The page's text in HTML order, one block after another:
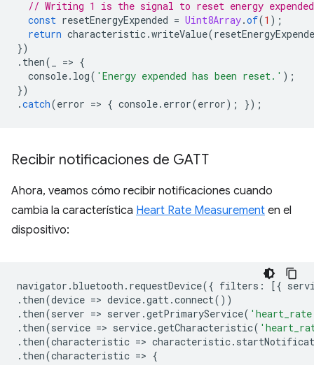
// Writing 1 is the signal to reset energy
const resetEnergyExpended = Uint8Array.of(1 );
return characteristic.writeValue(
})
. then( => {
console. log( 'Energy expended has been reset.' );
})
.catch(error => { console. error(error); });
Recibir notificaciones de GATT
Ahora, veamos cómo recibir notificaciones cuando
cambia la característica Heart Rate Measurement en el
dispositivo:
navigator .bluetooth . requestDevice({ filters : [{
. then(device => device.gatt.connect())
. then(server => server .getPrimaryService(
. then(service => service.getCharacteristic(
. then(characteristic => characteristic.
. then(characteristic => {